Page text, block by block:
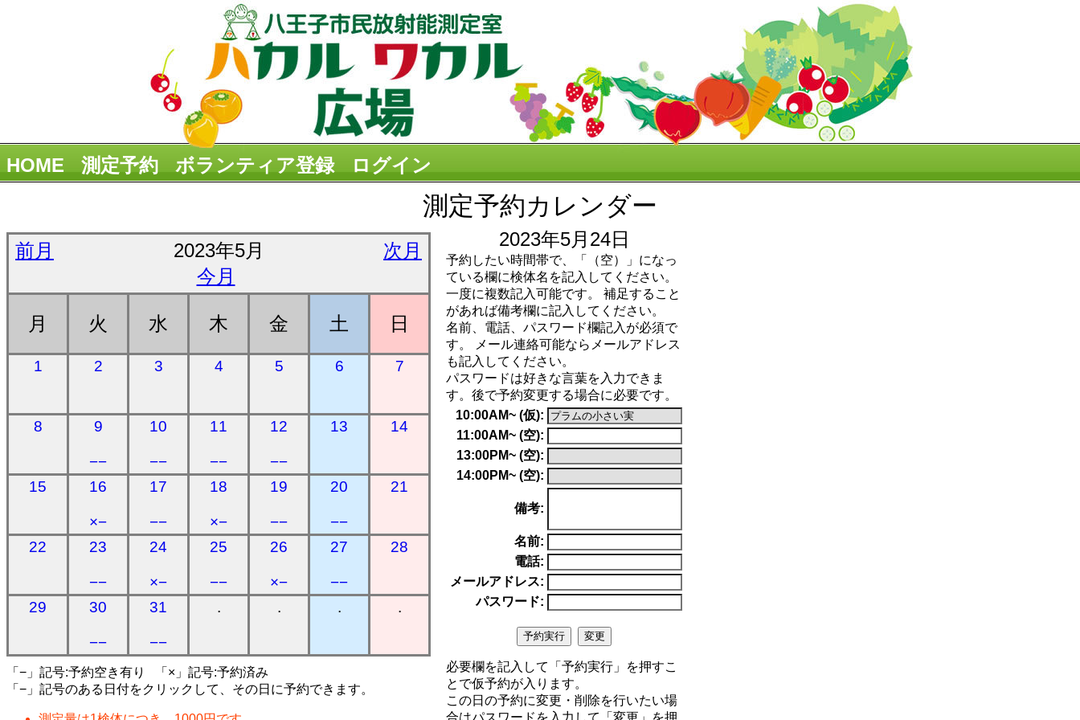
HOME 測定予約 ボランティア登録 ログイン
測定予約カレンダー
前月 2023年5月
次月
今月
月 火 水 木 金 土 日
1 2 3 4 5 6 7
8 9
−−
10
−−
11
−−
12
−−
13 14
15 16
×−
17
−−
18
×−
19
−−
20
−−
21
22 23
−−
24
×−
25
−−
26
×−
27
−−
28
29 30
−−
31
−−
. . . .
「−」記号:予約空き有り 「×」記号:予約済み
「−」記号のある日付をクリックして、その日に予約できます。
2023年5月24日
予約したい時間帯で、「（空）」になっ
ている欄に検体名を記入してください。
一度に複数記入可能です。 補足すること
があれば備考欄に記入してください。
名前、電話、パスワード欄記入が必須で
す。 メール連絡可能ならメールアドレス
も記入してください。
パスワードは好きな言葉を入力できま
す。後で予約変更する場合に必要です。
10:00AM~ (仮):
11:00AM~ (空):
13:00PM~ (空):
14:00PM~ (空):
備考:
名前:
電話:
メールアドレス:
パスワード:
必要欄を記入して「予約実行」を押すこ
とで仮予約が入ります。
この日の予約に変更・削除を行いたい場
合はパスワードを入力して「変更」を押